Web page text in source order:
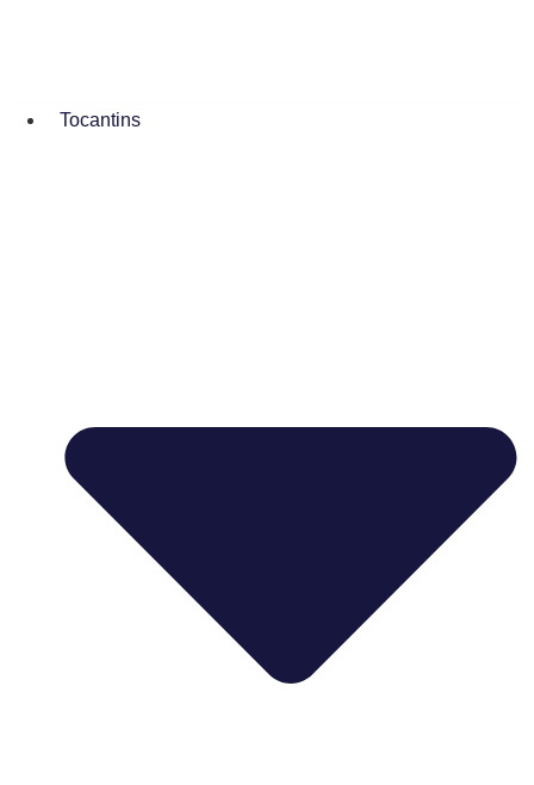
Tocantins